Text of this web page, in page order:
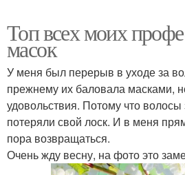
Топ всех моих
масок
У меня был перерыв в уходе за
прежнему их баловала масками,
удовольствия. Потому что
потеряли свой лоск. И в меня
пора возвращаться.
Очень жду весну, на фото это